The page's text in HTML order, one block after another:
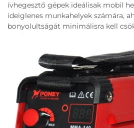
ívhegesztő gépek ideálisak mobil
ideiglenes munkahelyek számára,
bonyolultságát minimálisra kell